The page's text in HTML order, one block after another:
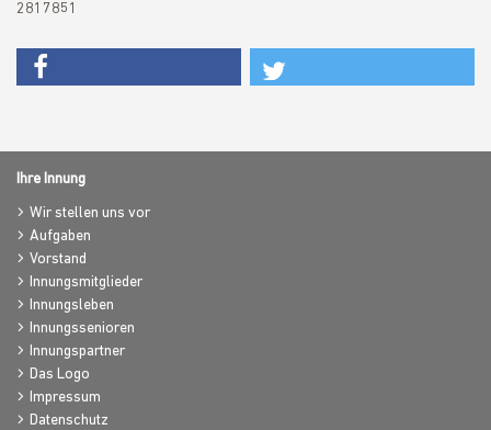
2817851
Ihre Innung
Wir stellen uns vor
Aufgaben
Vorstand
Innungsmitglieder
Innungsleben
Innungssenioren
Innungspartner
Das Logo
Impressum
Datenschutz